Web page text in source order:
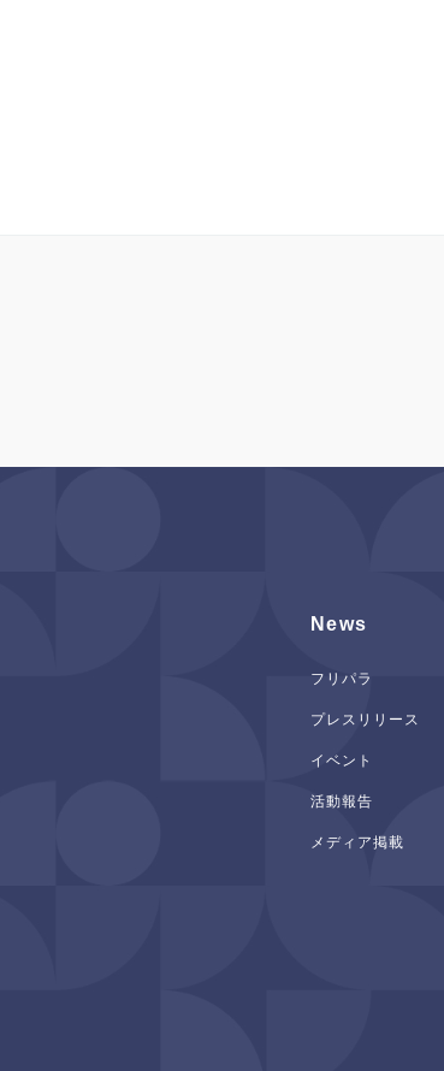
News
フリパラ
プレスリリース
イベント
活動報告
メディア掲載